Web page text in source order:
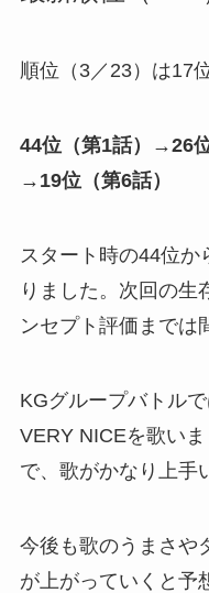
順位（3／23）は17
44位（第1話）→26
→ 19位（第6話）
スタート時の44位か
りました。次回の生
ンセプト評価までは
KGグループバトル
VERY NICEを歌い
で、歌がかなり上手
今後も歌のうまさや
が上がっていくと予